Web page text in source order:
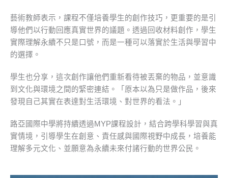
藝術教師表示，課程不僅培養學生的創作技巧，更重要的是引
導他們以行動回應真實世界的議題。透過回收材料創作，學生
實際理解永續不只是口號，而是一種可以落實於生活與學習中
的選擇。
學生也分享，這次創作讓他們重新看待被丟棄的物品，並意識
到文化與環境之間的緊密連結。「原本以為只是做作品，後來
發現自己其實在表達對生活環境、對世界的看法。」
路亞國際中學將持續透過MYP課程設計，結合跨學科學習與真
實情境，引導學生在創意、責任感與國際視野中成長，培養能
理解多元文化、並願意為永續未來付諸行動的世界公民。